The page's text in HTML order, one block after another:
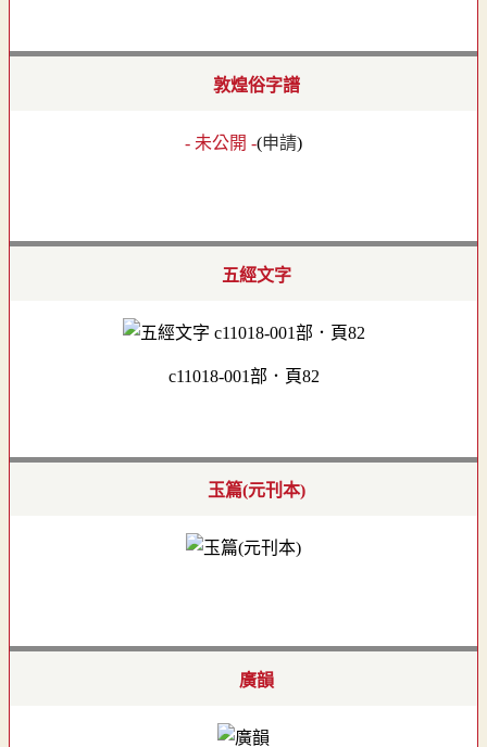
敦煌俗字譜
- 未公開 -(申請)
五經文字
c11018-001部．頁82
玉篇(元刊本)
廣韻